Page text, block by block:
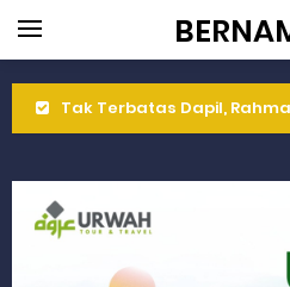
Tak Terbatas Dapil, Rahmat Saleh Dorong
Rahmat Saleh Resmikan Hunian Tetap
Gelar Musdalub, Ini